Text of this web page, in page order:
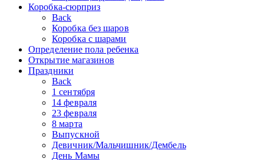
Коробка-сюрприз
Back
Коробка без шаров
Коробка с шарами
Определение пола ребенка
Открытие магазинов
Праздники
Back
1 сентября
14 февраля
23 февраля
8 марта
Выпускной
Девичник/Мальчишник/Дембель
День Мамы